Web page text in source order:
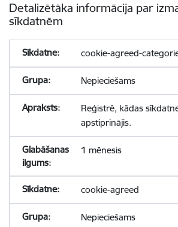
Detalizētāka informācija par
sīkdatnēm
cookie-agreed-
Nepieciešams
Reģistrē, kādas
apstiprinājis.
1 mēnesis
cookie-agreed
Nepieciešams